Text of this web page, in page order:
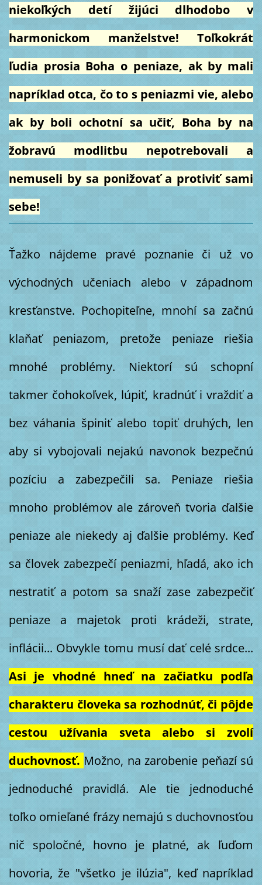
niekoľkých detí žijúci dlhodobo v
harmonickom manželstve!
Toľkokrát
ľudia prosia Boha o peniaze, ak by mali
napríklad otca, čo to s peniazmi vie, alebo
ak by boli ochotní sa učiť, Boha by na
žobravú modlitbu nepotrebovali a
nemuseli by sa ponižovať a protiviť sami
sebe!
Ťažko nájdeme pravé poznanie či už vo
východných učeniach alebo v západnom
kresťanstve. Pochopiteľne, mnohí sa začnú
klaňať peniazom, pretože peniaze riešia
mnohé problémy. Niektorí sú schopní
takmer čohokoľvek, lúpiť, kradnúť i vraždiť a
bez váhania špiniť alebo topiť druhých, len
aby si vybojovali nejakú navonok bezpečnú
pozíciu a zabezpečili sa. Peniaze riešia
mnoho problémov ale zároveň tvoria ďalšie
peniaze ale niekedy aj ďalšie problémy. Keď
sa človek zabezpečí peniazmi, hľadá, ako ich
nestratiť a potom sa snaží zase zabezpečiť
peniaze a majetok proti krádeži, strate,
inflácii... Obvykle tomu musí dať celé srdce...
Asi je vhodné hneď na začiatku podľa
charakteru človeka sa rozhodnúť, či pôjde
cestou užívania sveta alebo si zvolí
duchovnosť. Možno, na zarobenie peňazí sú
jednoduché pravidlá. Ale tie jednoduché
toľko omieľané frázy nemajú s duchovnosťou
nič spoločné, hovno je platné, ak ľuďom
hovoria, že "všetko je ilúzia", keď napríklad